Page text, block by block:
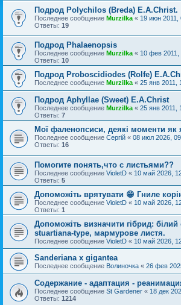
Подрод Polychilos (Breda) E.A.Christ.
Последнее сообщение Murzilka « 19 июн 2011,
Ответы: 19
Подрод Phalaenopsis
Последнее сообщение Murzilka « 10 фев 2011,
Ответы: 10
Подрод Proboscidiodes (Rolfe)
Последнее сообщение Murzilka « 25 янв 2011,
Подрод Aphyllae (Sweet) E.A.Christ
Последнее сообщение Murzilka « 25 янв 2011,
Ответы: 7
Мої фаленопсиси, деякі моменти
Последнее сообщение Сергій « 08 июл 2026,
Ответы: 16
Помогите понять,что с листьями??
Последнее сообщение VioletD « 10 май 2026,
Ответы: 5
Допоможіть врятувати 😁 Гниле
Последнее сообщение VioletD « 10 май 2026,
Ответы: 1
Допоможіть визначити гібрид: білий
stuartiana-type, мармурове листя.
Последнее сообщение VioletD « 10 май 2026,
Sanderiana x gigantea
Последнее сообщение Волиночка « 26 фев
Содержание - адаптация -
Последнее сообщение St Gardener « 18 дек
Ответы: 1214